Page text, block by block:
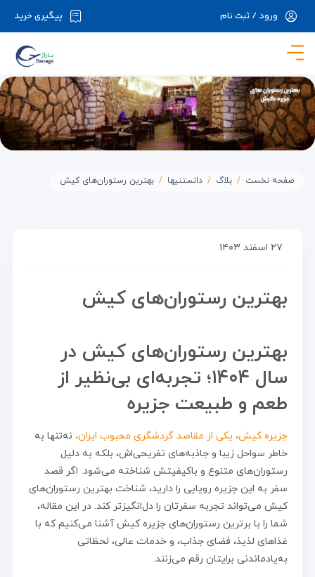
در حال حاضر ارتباط با سرور قطع می باشد لطفا
پیگیری خرید ورود / ثبت نام
صفحه نخست بلاگ دانستنیها بهترین رستوران‌های کیش
۲۷ اسفند ۱۴۰۳
بهترین رستوران‌های کیش
بهترین رستوران‌های کیش در
سال ۱۴۰۴؛ تجربه‌ای بی‌نظیر از
طعم و طبیعت جزیره
جزیره کیش، یکی از مقاصد گردشگری محبوب ایران، نه‌تنها به
خاطر سواحل زیبا و جاذبه‌های تفریحی‌اش، بلکه به دلیل
رستوران‌های متنوع و باکیفیتش شناخته می‌شود. اگر قصد
سفر به این جزیره رویایی را دارید، شناخت بهترین رستوران‌های
کیش می‌تواند تجربه سفرتان را دل‌انگیزتر کند. در این مقاله،
شما را با برترین رستوران‌های جزیره کیش آشنا می‌کنیم که با
غذاهای لذیذ، فضای جذاب، و خدمات عالی، لحظاتی
به‌یادماندنی برایتان رقم می‌زنند.